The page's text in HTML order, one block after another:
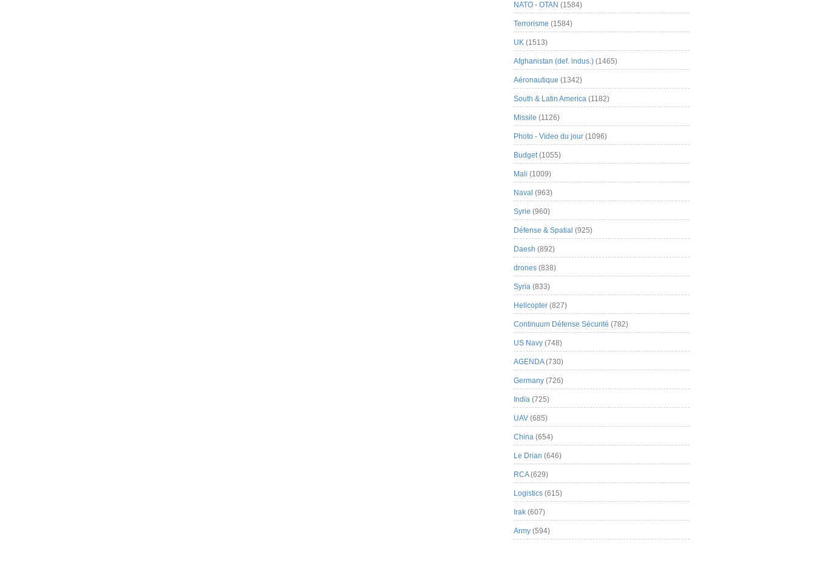
NATO - OTAN (1584)
Terrorisme (1584)
UK (1513)
Afghanistan (def. indus.) (1465)
Aéronautique (1342)
South & Latin America (1182)
Missile (1126)
Photo - Video du jour (1096)
Budget(1055)
Mali (1009)
Naval (963)
Syrie (960)
Défense & Spatial (925)
Daesh (892)
drones (838)
Syria (833)
Helicopter (827)
Continuum Défense Sécurité (782)
US Navy (748)
AGENDA(730)
Germany (726)
India (725)
UAV (685)
China (654)
Le Drian (646)
RCA(629)
Logistics (615)
Irak (607)
Army (594)